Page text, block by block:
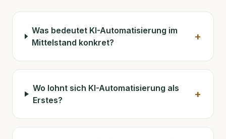
Was bedeutet KI-Automatisierung im
Mittelstand konkret?
+
Wo lohnt sich KI-Automatisierung als
Erstes?
+